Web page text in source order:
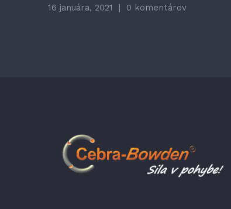
16 januára, 2021 | 0 komentárov